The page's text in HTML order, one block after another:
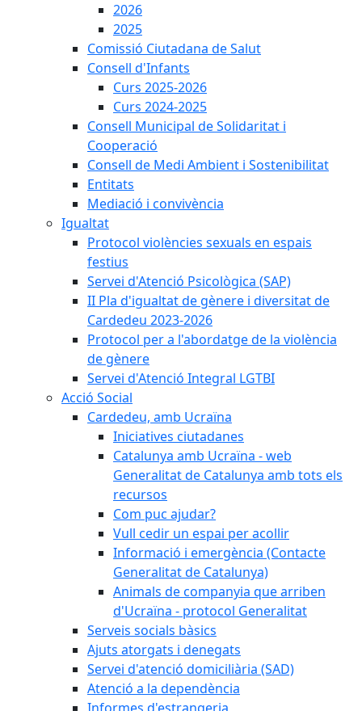
2026
2025
Comissió Ciutadana de Salut
Consell d'Infants
Curs 2025-2026
Curs 2024-2025
Consell Municipal de Solidaritat i
Cooperació
Consell de Medi Ambient i Sostenibilitat
Entitats
Mediació i convivència
Igualtat
Protocol violències sexuals en espais
festius
Servei d'Atenció Psicològica (SAP)
II Pla d'igualtat de gènere i diversitat de
Cardedeu 2023-2026
Protocol per a l'abordatge de la violència
de gènere
Servei d'Atenció Integral LGTBI
Acció Social
Cardedeu, amb Ucraïna
Iniciatives ciutadanes
Catalunya amb Ucraïna - web
Generalitat de Catalunya amb tots els
recursos
Com puc ajudar?
Vull cedir un espai per acollir
Informació i emergència (Contacte
Generalitat de Catalunya)
Animals de companyia que arriben
d'Ucraïna - protocol Generalitat
Serveis socials bàsics
Ajuts atorgats i denegats
Servei d'atenció domiciliària (SAD)
Atenció a la dependència